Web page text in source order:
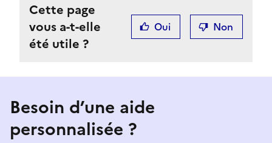
Cette page
vous a-t-elle
été utile ?
Oui Non
Besoin d’une aide
personnalisée ?